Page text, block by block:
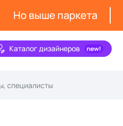
Но выше паркета
Каталог дизайнеров